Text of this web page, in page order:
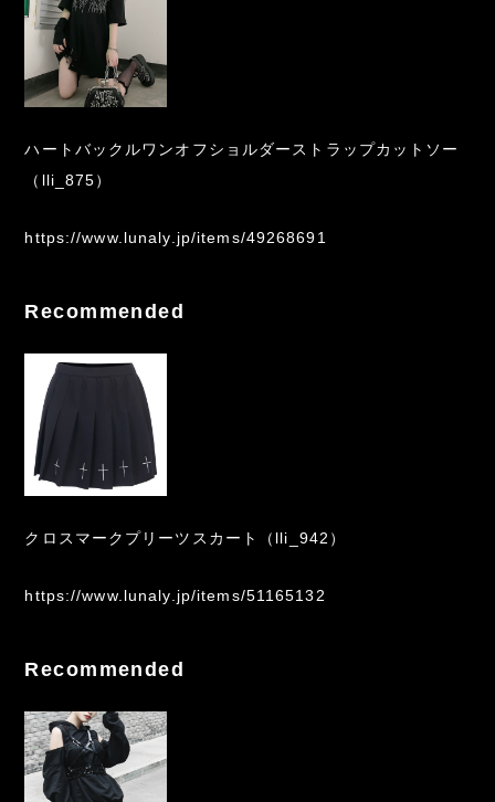
ハートバックルワンオフショルダーストラップカットソー
（lli_875）
https://www.lunaly.jp/items/49268691
Recommended
クロスマークプリーツスカート（lli_942）
https://www.lunaly.jp/items/51165132
Recommended